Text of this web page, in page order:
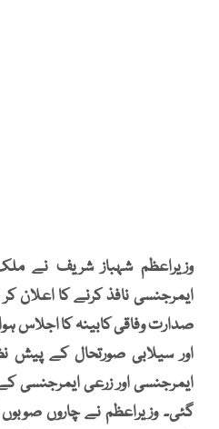
وزیراعظم شہباز شریف نے
ایمرجنسی نافذ کرنے کا اعلان
صدارت وفاقی کابینہ کا اجلاس
اور سیلابی صورتحال کے پیش
ایمرجنسی اور زرعی ایمرجنسی
گئی۔ وزیراعظم نے چاروں